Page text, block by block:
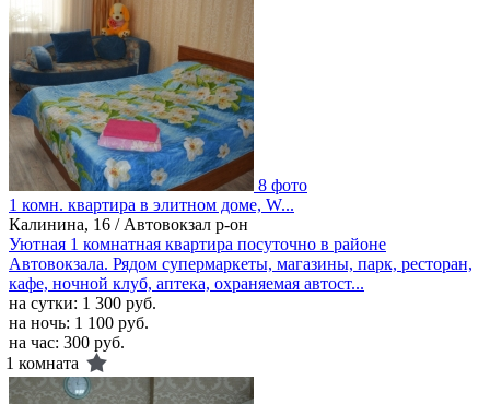
8 фото
1 комн. квартира в элитном доме, W...
Калинина, 16 / Автовокзал р-он
Уютная 1 комнатная квартира посуточно в районе
Автовокзала. Рядом супермаркеты, магазины, парк, ресторан,
кафе, ночной клуб, аптека, охраняемая автост...
на сутки: 1 300 руб.
на ночь: 1 100 руб.
на час: 300 руб.
1 комната